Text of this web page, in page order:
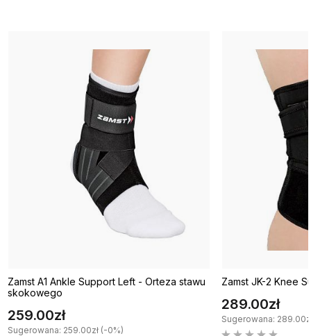
Zamst A1 Ankle Support Left - Orteza stawu
skokowego
259.00zł
Sugerowana: 259.00zł (-0%)
Zamst JK-2 Knee
289.00zł
Sugerowana: